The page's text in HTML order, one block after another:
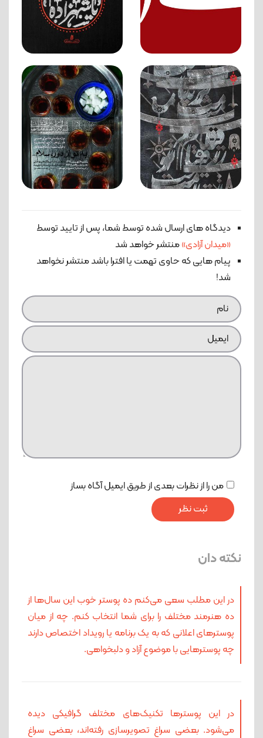
دیدگاه های ارسال شده توسط شما، پس از تایید توسط
«میدان آزادی»منتشر خواهد شد
پیام هایی که حاوی تهمت یا افترا باشد منتشر نخواهد
شد!
من را از نظرات بعدی از طریق ایمیل آگاه بساز
نکته دان
در این مطلب سعی می‌کنم ده پوستر خوب این سال‌ها از
ده هنرمند مختلف را برای شما انتخاب کنم. چه از میان
پوسترهای اعلانی که به یک برنامه یا رویداد اختصاص دارند
چه پوسترهایی با موضوع آزاد و دلبخواهی.
در این پوسترها تکنیک‌های مختلف گرافیکی دیده
می‌شود. بعضی سراغ تصویرسازی رفته‌اند، بعضی سراغ